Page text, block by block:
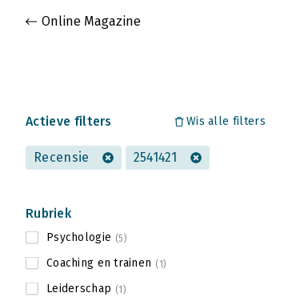
Gevonden artikelen
Online Magazine
Actieve filters Wis alle filters
Recensie 2541421
Rubriek
Psychologie (5)
Coaching en trainen (1)
Leiderschap (1)